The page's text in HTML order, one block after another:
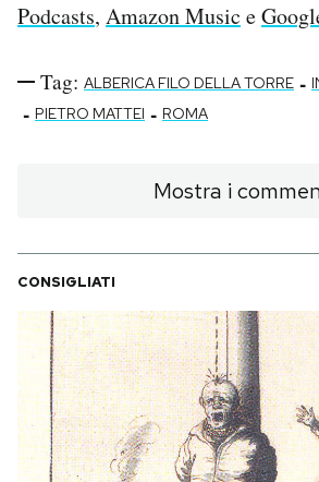
Podcasts, Amazon Music e
Tag: ALBERICA FILO DELLA TORRE -
- PIETRO MATTEI - ROMA
Mostra i
CONSIGLIATI